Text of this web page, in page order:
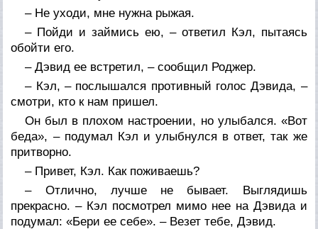
– Не уходи, мне нужна рыжая.
– Пойди и займись ею, – ответил Кэл, пытаясь
обойти его.
– Дэвид ее встретил, – сообщил Роджер.
– Кэл, – послышался противный голос Дэвида, –
смотри, кто к нам пришел.
Он был в плохом настроении, но улыбался. «Вот
беда», – подумал Кэл и улыбнулся в ответ, так же
притворно.
– Привет, Кэл. Как поживаешь?
– Отлично, лучше не бывает. Выглядишь
прекрасно. – Кэл посмотрел мимо нее на Дэвида и
подумал: «Бери ее себе». – Везет тебе, Дэвид.